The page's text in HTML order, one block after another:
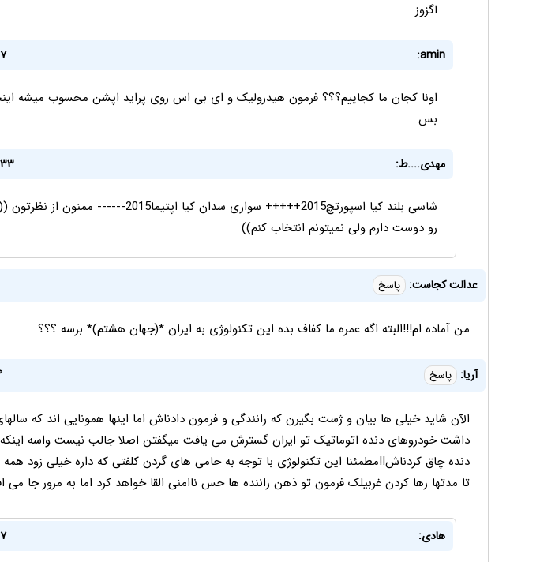
اگزوز
amin:
اونا کجان ما کجاییم؟؟؟ فرمون هیدرولیک و ای بی اس روی پراید اپشن محسوب میشه
بس
مهدی....ط:
شاسی بلند کیا اسپورتچ2015+++++ سواری سدان کیا
رو دوست دارم ولی نمیتونم انتخاب کنم))
عدالت کجاست: پاسخ
من آماده ام!!!البته اگه عمره ما کفاف بده این تکنولوژی به ایران *(جهان هشتم)* برسه ؟؟؟
آریا: پاسخ
الآن شاید خیلی ها بیان و ژست بگیرن که رانندگی و فرمون دادناش اما اینها همونایی اند که
داشت خودروهای دنده اتوماتیک تو ایران گسترش می یافت میگفتن اصلا جالب نیست واسه اینکه
دنده چاق کردناش!!مطمئنا این تکنولوژی با توجه به حامی های گردن کلفتی که داره خیلی زود
تا مدتها رها کردن غربیلک فرمون تو ذهن راننده ها حس ناامنی القا خواهد کرد اما به مرور جا می
هادی: